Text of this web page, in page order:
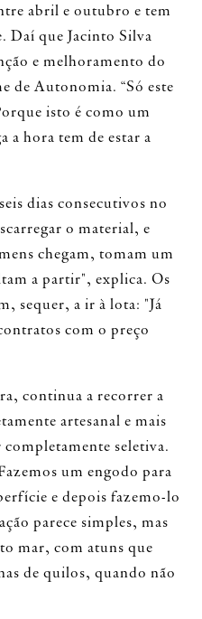
abril e outubro e tem
Daí que Jacinto Silva
e melhoramento do
de Autonomia. “Só este
isto é como um
a hora tem de estar a
dias consecutivos no
o material, e
chegam, tomam um
a partir", explica. Os
sequer, a ir à lota: "Já
com o preço
continua a recorrer a
artesanal e mais
seletiva.
um engodo para
e depois fazemo-lo
parece simples, mas
mar, com atuns que
de quilos, quando não